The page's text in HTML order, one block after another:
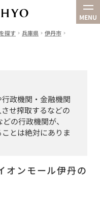
MENU
オンラインストア
探す 兵庫県
伊丹市
政機関・金融機関
せ搾取するなどの
の行政機関が、
とは絶対にありま
オンモール伊丹の